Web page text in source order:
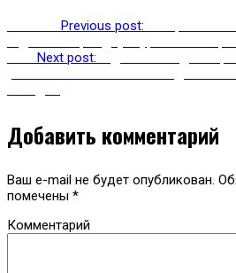
Previous post:
Next post:
Добавить комментарий
Ваш e-mail не будет опубликован.
помечены *
Комментарий